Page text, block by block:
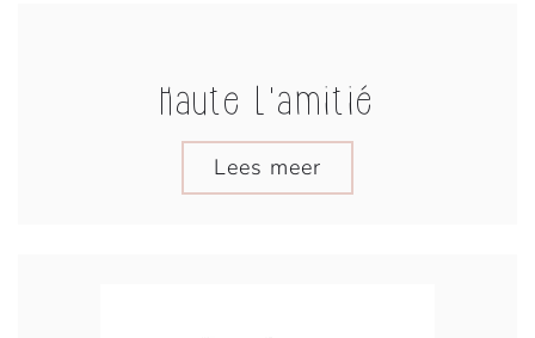
Haute L'amitié
Lees meer